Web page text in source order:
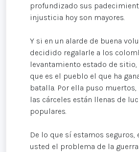
profundizado sus
injusticia hoy son mayores.
Y si en un alarde de buena
decidido regalarle a los
levantamiento estado de
que es el pueblo el que ha
batalla. Por ella puso
las cárceles están llenas de
populares.
De lo que sí estamos seguros,
usted el problema de la